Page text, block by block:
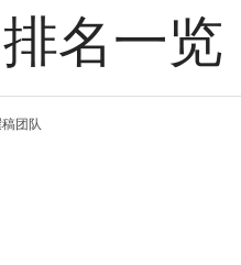
名一览
团队